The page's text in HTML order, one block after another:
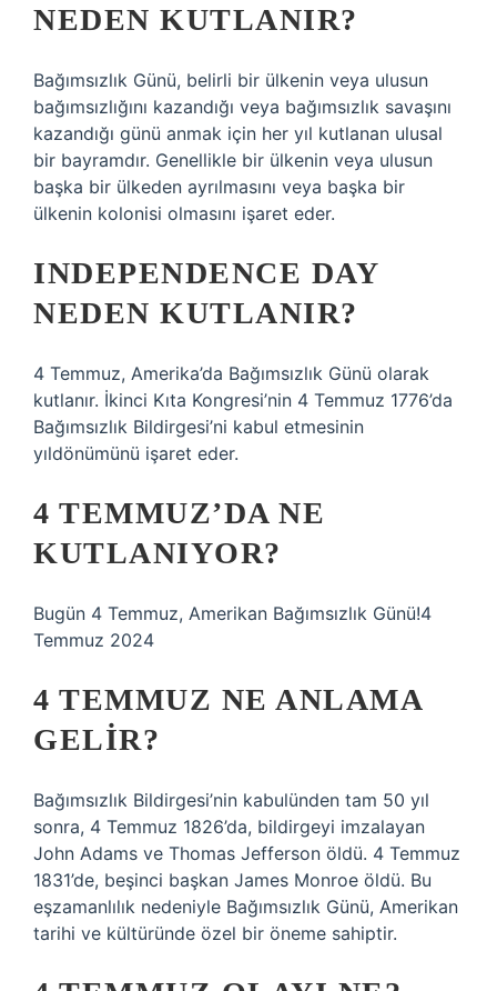
NEDEN KUTLANIR?
Bağımsızlık Günü, belirli bir ülkenin veya ulusun
bağımsızlığını kazandığı veya bağımsızlık savaşını
kazandığı günü anmak için her yıl kutlanan ulusal
bir bayramdır. Genellikle bir ülkenin veya ulusun
başka bir ülkeden ayrılmasını veya başka bir
ülkenin kolonisi olmasını işaret eder.
INDEPENDENCE DAY
NEDEN KUTLANIR?
4 Temmuz, Amerika’da Bağımsızlık Günü olarak
kutlanır. İkinci Kıta Kongresi’nin 4 Temmuz 1776’da
Bağımsızlık Bildirgesi’ni kabul etmesinin
yıldönümünü işaret eder.
4 TEMMUZ’DA NE
KUTLANIYOR?
Bugün 4 Temmuz, Amerikan Bağımsızlık Günü!4
Temmuz 2024
4 TEMMUZ NE ANLAMA
GELIR?
Bağımsızlık Bildirgesi’nin kabulünden tam 50 yıl
sonra, 4 Temmuz 1826’da, bildirgeyi imzalayan
John Adams ve Thomas Jefferson öldü. 4 Temmuz
1831’de, beşinci başkan James Monroe öldü. Bu
eşzamanlılık nedeniyle Bağımsızlık Günü, Amerikan
tarihi ve kültüründe özel bir öneme sahiptir.